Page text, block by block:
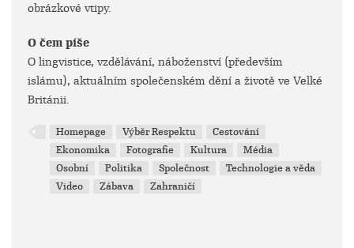
obrázkové vtipy.
O čem píše
O lingvistice, vzdělávání, náboženství (především
islámu), aktuálním společenském dění a životě ve Velké
Británii.
Homepage Výběr Respektu
Cestování
Ekonomika
Fotografie Kultura
Média
Osobní
Politika Společnost
Technologie a věda
Video
Zábava Zahraničí